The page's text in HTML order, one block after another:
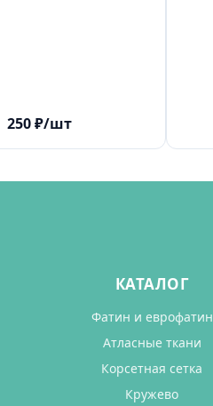
250₽/шт
КАТАЛОГ
Фатин и еврофатин
Атласные ткани
Корсетная сетка
Кружево